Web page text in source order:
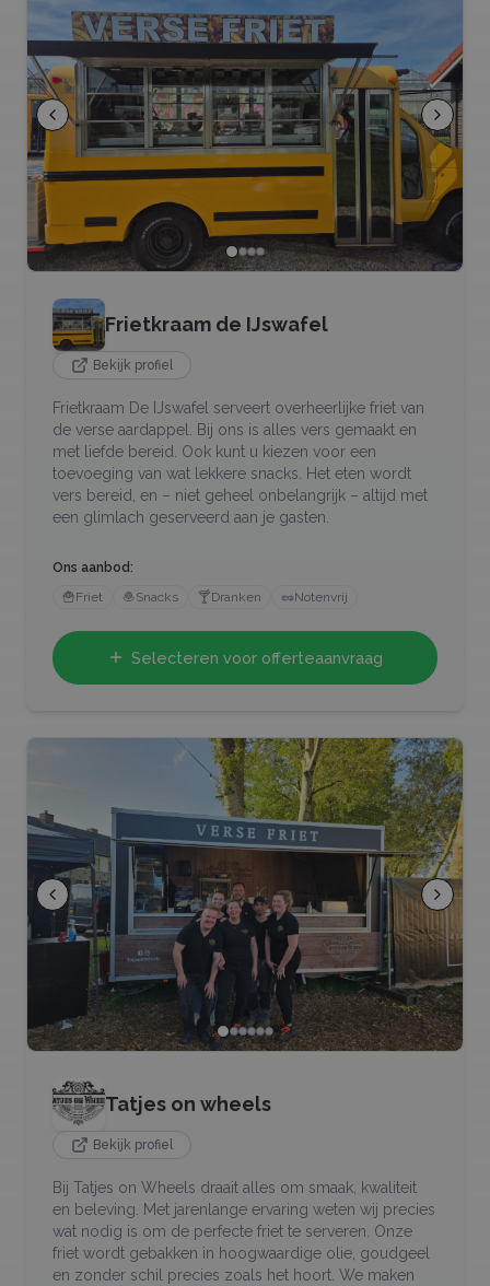
Frietkraam de IJswafel
Bekijk profiel
Frietkraam De IJswafel serveert overheerlijke friet van
de verse aardappel. Bij ons is alles vers gemaakt en
met liefde bereid. Ook kunt u kiezen voor een
toevoeging van wat lekkere snacks. Het eten wordt
vers bereid, en – niet geheel onbelangrijk – altijd met
een glimlach geserveerd aan je gasten.
Ons aanbod:
🍟Friet 🧆Snacks 🍸Dranken 🥜Notenvrij
Selecteren voor offerteaanvraag
Tatjes on wheels
Bekijk profiel
Bij Tatjes on Wheels draait alles om smaak, kwaliteit
en beleving. Met jarenlange ervaring weten wij precies
wat nodig is om de perfecte friet te serveren. Onze
friet wordt gebakken in hoogwaardige olie, goudgeel
en zonder schil precies zoals het hoort. We maken